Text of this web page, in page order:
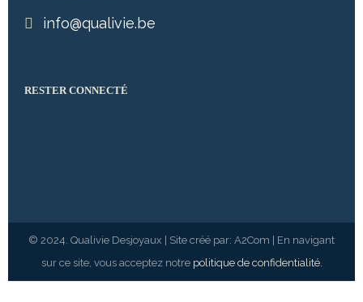
info@qualivie.be
RESTER CONNECTÉ
© 2024. Qualivie Desjoyaux | Site créé par: A2Com | En navigant
sur ce site, vous acceptez notre politique de confidentialité.